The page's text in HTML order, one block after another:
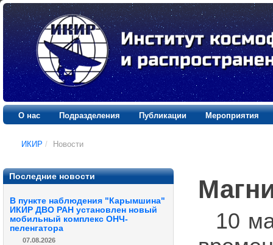
О нас Подразделения Публикации Мероприятия
ИКИР / Новости
Последние новости
В пункте наблюдения "Карымшина"
ИКИР ДВО РАН установлен новый
мобильный комплекс ОНЧ-
пеленгатора
07.08.2026
10